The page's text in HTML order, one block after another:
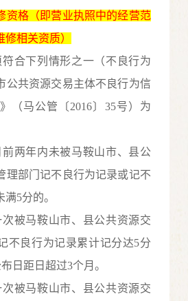
资格（即营业执照中的经营范
相关资质）
符合下列情形之一（不良行为
公共资源交易主体不良行为信
（马公管〔2016〕35号）为
前两年内未被马鞍山市、县公
理部门记不良行为记录或记不
5分的。
被马鞍山市、县公共资源交
不良行为记录累计记分达5分
日距日超过3个月。
被马鞍山市、县公共资源交